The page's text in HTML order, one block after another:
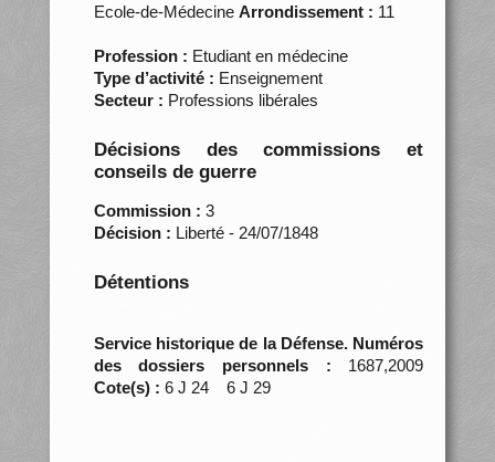
Ecole-de-Médecine Arrondissement : 11
Profession : Etudiant en médecine
Type d’activité : Enseignement
Secteur : Professions libérales
Décisions des commissions et
conseils de guerre
Commission : 3
Décision : Liberté - 24/07/1848
Détentions
Service historique de la Défense. Numéros
des dossiers personnels : 1687,2009
Cote(s) : 6 J 24 6 J 29